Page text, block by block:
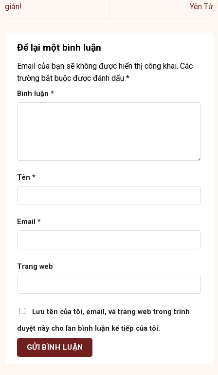
giản!
Yên Tử
Để lại một bình luận
Email của bạn sẽ không được hiển thị công khai. Các
trường bắt buộc được đánh dấu *
Bình luận *
Tên *
Email *
Trang web
Lưu tên của tôi, email, và trang web trong trình
duyệt này cho lần bình luận kế tiếp của tôi.